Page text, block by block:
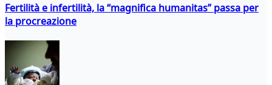
Fertilità e infertilità, la “magnifica humanitas” passa per
la procreazione